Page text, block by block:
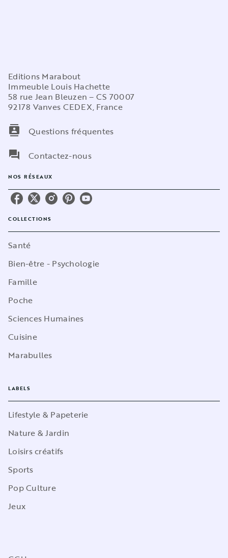
Editions Marabout
Immeuble Louis Hachette
58 rue Jean Bleuzen – CS 70007
92178 Vanves CEDEX, France
contacts
Questions fréquentes
question_answer
Contactez-nous
NOS RÉSEAUX
COLLECTIONS
Santé
Bien-être - Psychologie
Famille
Poche
Sciences Humaines
Cuisine
Marabulles
LABELS
Lifestyle & Papeterie
Nature & Jardin
Loisirs créatifs
Sports
Pop Culture
Jeux